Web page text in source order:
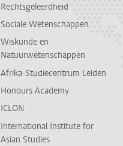
Rechtsgeleerdheid
Sociale Wetenschappen
Wiskunde en
Natuurwetenschappen
Afrika-Studiecentrum Leiden
Honours Academy
ICLON
International Institute for
Asian Studies